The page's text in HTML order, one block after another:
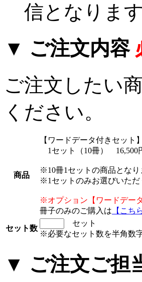
信となりま
▼ ご注文内容
ご注文したい
ください。
商品
【ワードデータ付きセッ
1セット（10冊） 16,500
※10冊1セットの商品とな
※1セットのみお選びいただ
※オプション【ワードデー
冊子のみのご購入は 【こち
セット数
セット
※必要なセット数を半角数
▼ ご注文ご担